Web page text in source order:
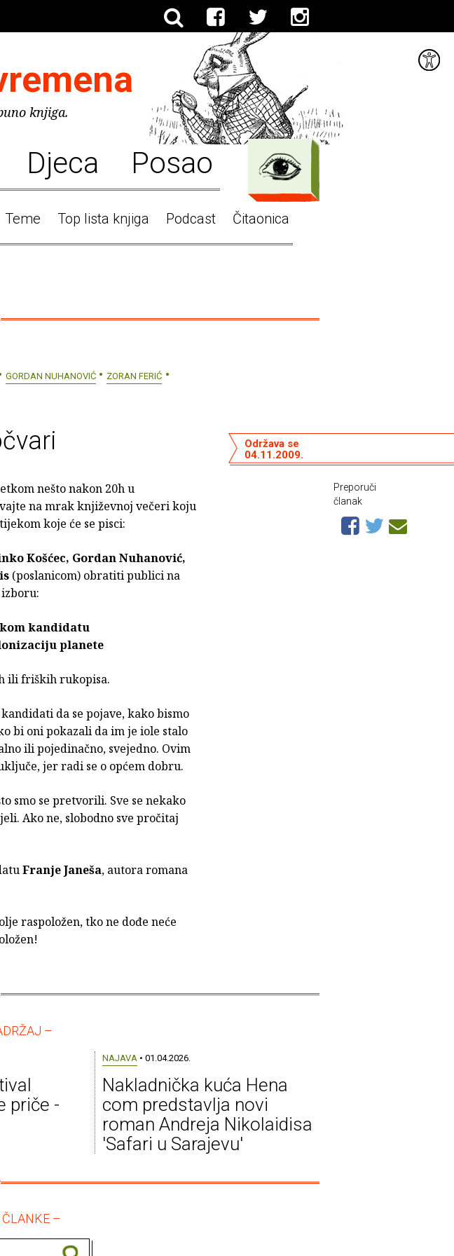
knjiga.
Djeca Posao
Teme Top lista knjiga Podcast Čitaonica
GORDAN NUHANOVIĆ
ZORAN FERIĆ
Održava se
04.11.2009.
nešto nakon 20h u
na mrak književnoj večeri koju
koje će se pisci:
Košćec, Gordan Nuhanović,
(poslanicom) obratiti publici na
kandidatu
planete
ili friških rukopisa.
da se pojave, kako bismo
bi oni pokazali da im je iole stalo
ili pojedinačno, svejedno. Ovim
jer radi se o općem dobru.
smo se pretvorili. Sve se nekako
Ako ne, slobodno sve pročitaj
Franje Janeša, autora romana
raspoložen, tko ne dođe neće
Preporuči
članak
–
priče -
NAJAVA • 01.04.2026.
Nakladnička kuća Hena
com predstavlja novi
roman Andreja Nikolaidisa
'Safari u Sarajevu'
ČLANKE –